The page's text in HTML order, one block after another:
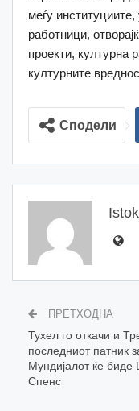
меѓу
работници,
проекти, културна
културните
Сподели
ПРЕТХОДНА
Тухел го откачи и
последниот патник
Мундијалот ќе биде
Спенс